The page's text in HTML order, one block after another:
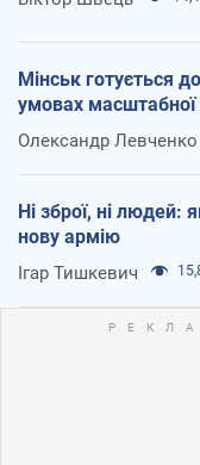
Мінськ готується
умовах масштабної
Олександр Левченко
Ні зброї, ні людей:
нову армію
Ігар Тишкевич